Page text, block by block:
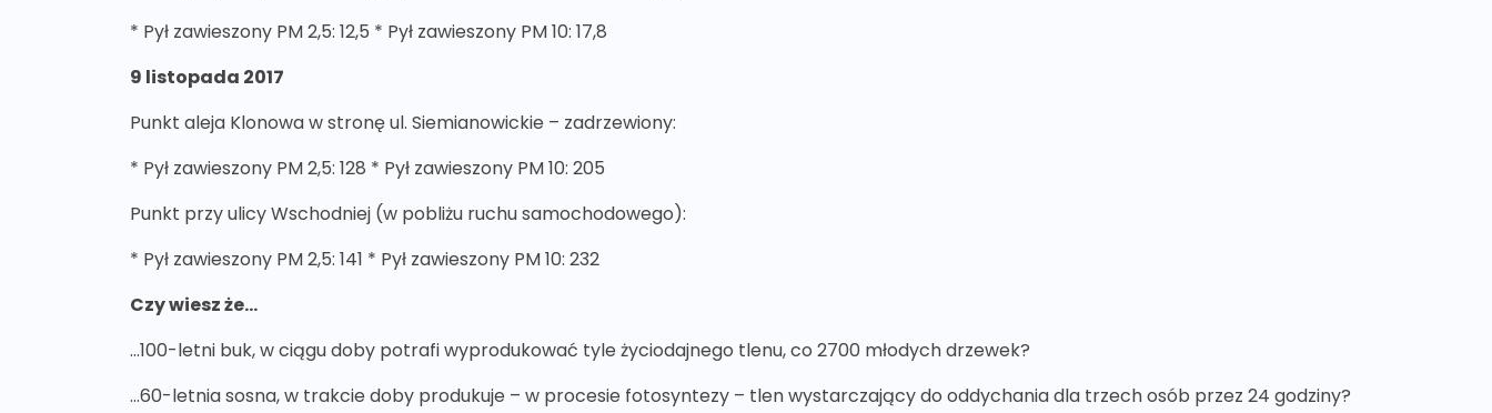
* Pył zawieszony PM 2,5: 12,5 * Pył zawieszony PM 10: 17,8
9 listopada 2017
Punkt aleja Klonowa w stronę ul. Siemianowickie – zadrzewiony:
* Pył zawieszony PM 2,5: 128 * Pył zawieszony PM 10: 205
Punkt przy ulicy Wschodniej (w pobliżu ruchu samochodowego):
* Pył zawieszony PM 2,5: 141 * Pył zawieszony PM 10: 232
Czy wiesz że...
...100-letni buk, w ciągu doby potrafi wyprodukować tyle życiodajnego tlenu, co 2700 młodych drzewek?
...60-letnia sosna, w trakcie doby produkuje – w procesie fotosyntezy – tlen wystarczający do oddychania dla trzech osób przez 24 godziny?